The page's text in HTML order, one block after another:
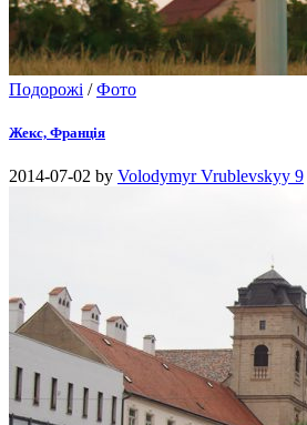
Подорожі /Фото
Жекс, Франція
2014-07-02 by Volodymyr Vrublevskyy 9